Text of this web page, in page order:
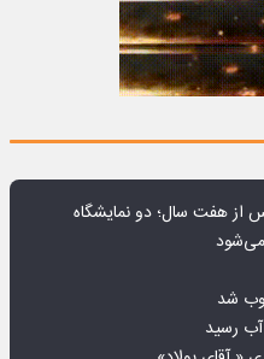
از هفت سال؛ دو نمایشگاه
شد
آب رسید